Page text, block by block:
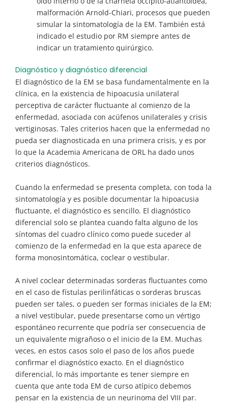
malformación Arnold-Chiari, procesos que pueden
simular la sintomatología de la EM. También está
indicado el estudio por RM siempre antes de
indicar un tratamiento quirúrgico.
Diagnóstico y diagnóstico diferencial
El diagnóstico de la EM se basa fundamentalmente en la
clínica, en la existencia de hipoacusia unilateral
perceptiva de carácter fluctuante al comienzo de la
enfermedad, asociada con acúfenos unilaterales y crisis
vertiginosas. Tales criterios hacen que la enfermedad no
pueda ser diagnosticada en una primera crisis, y es por
lo que la Academia Americana de ORL ha dado unos
criterios diagnósticos.
Cuando la enfermedad se presenta completa, con toda la
sintomatología y es posible documentar la hipoacusia
fluctuante, el diagnóstico es sencillo. El diagnóstico
diferencial solo se plantea cuando falta alguno de los
síntomas del cuadro clínico como puede suceder al
comienzo de la enfermedad en la que esta aparece de
forma monosintomática, coclear o vestibular.
A nivel coclear determinadas sorderas fluctuantes como
en el caso de fístulas perilinfáticas o sorderas bruscas
pueden ser tales, o pueden ser formas iniciales de la EM;
a nivel vestibular, puede presentarse como un vértigo
espontáneo recurrente que podría ser consecuencia de
un equivalente migrañoso o el inicio de la EM. Muchas
veces, en estos casos solo el paso de los años puede
confirmar el diagnóstico exacto. En el diagnóstico
diferencial, lo más importante es tener siempre en
cuenta que ante toda EM de curso atípico debemos
pensar en la existencia de un neurinoma del VIII par.